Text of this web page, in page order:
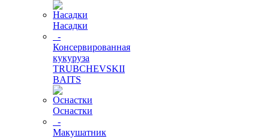
Насадки
-
Консервированная
кукуруза
TRUBCHEVSKII
BAITS
Оснастки
-
Макушатник